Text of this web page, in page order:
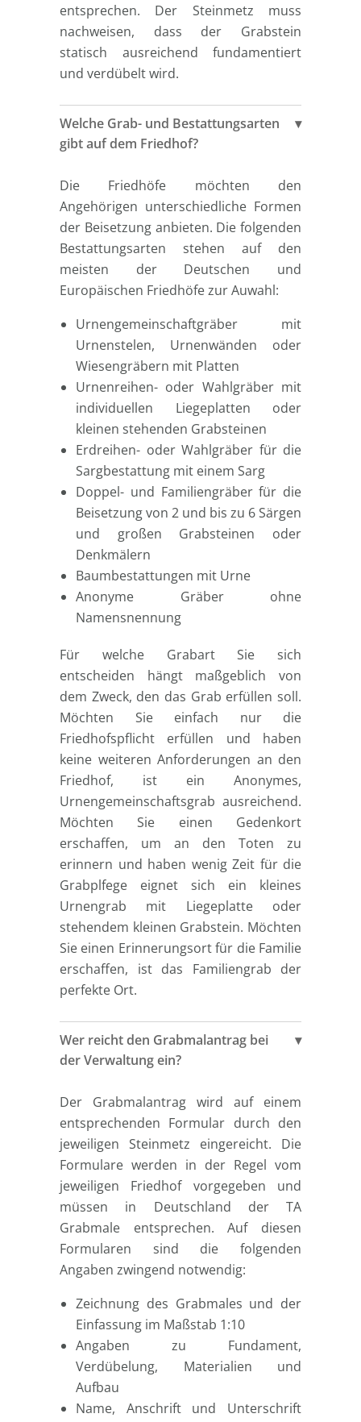
entsprechen. Der Steinmetz muss
nachweisen, dass der Grabstein
statisch ausreichend fundamentiert
und verdübelt wird.
Welche Grab- und Bestattungsarten
gibt auf dem Friedhof?
Die Friedhöfe möchten den
Angehörigen unterschiedliche Formen
der Beisetzung anbieten. Die folgenden
Bestattungsarten stehen auf den
meisten der Deutschen und
Europäischen Friedhöfe zur Auwahl:
Urnengemeinschaftgräber mit
Urnenstelen, Urnenwänden oder
Wiesengräbern mit Platten
Urnenreihen- oder Wahlgräber mit
individuellen Liegeplatten oder
kleinen stehenden Grabsteinen
Erdreihen- oder Wahlgräber für die
Sargbestattung mit einem Sarg
Doppel- und Familiengräber für die
Beisetzung von 2 und bis zu 6 Särgen
und großen Grabsteinen oder
Denkmälern
Baumbestattungen mit Urne
Anonyme Gräber ohne
Namensnennung
Für welche Grabart Sie sich
entscheiden hängt maßgeblich von
dem Zweck, den das Grab erfüllen soll.
Möchten Sie einfach nur die
Friedhofspflicht erfüllen und haben
keine weiteren Anforderungen an den
Friedhof, ist ein Anonymes,
Urnengemeinschaftsgrab ausreichend.
Möchten Sie einen Gedenkort
erschaffen, um an den Toten zu
erinnern und haben wenig Zeit für die
Grabplfege eignet sich ein kleines
Urnengrab mit Liegeplatte oder
stehendem kleinen Grabstein. Möchten
Sie einen Erinnerungsort für die Familie
erschaffen, ist das Familiengrab der
perfekte Ort.
Wer reicht den Grabmalantrag bei
der Verwaltung ein?
Der Grabmalantrag wird auf einem
entsprechenden Formular durch den
jeweiligen Steinmetz eingereicht. Die
Formulare werden in der Regel vom
jeweiligen Friedhof vorgegeben und
müssen in Deutschland der TA
Grabmale entsprechen. Auf diesen
Formularen sind die folgenden
Angaben zwingend notwendig:
Zeichnung des Grabmales und der
Einfassung im Maßstab 1:10
Angaben zu Fundament,
Verdübelung, Materialien und
Aufbau
Name, Anschrift und Unterschrift